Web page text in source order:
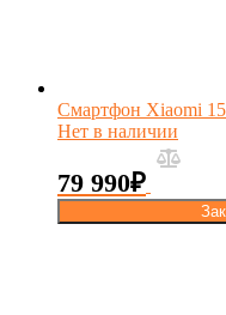
Смартфон Xiaomi
Нет в наличии
79 990₽